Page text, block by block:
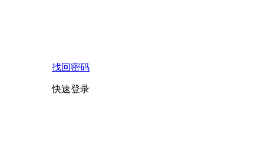
找回密码
快速登录